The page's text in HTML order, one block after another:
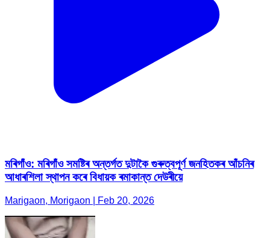
মৰিগাঁও: মৰিগাঁও সমষ্টিৰ অন্তৰ্গত দুটাকৈ গুৰুত্বপূৰ্ণ জনহিতকৰ আঁচনিৰ
আধাৰশিলা স্থাপন কৰে বিধায়ক ৰমাকান্ত দেউৰীয়ে
Marigaon, Morigaon | Feb 20, 2026